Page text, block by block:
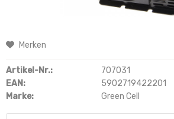
Merken
Artikel-Nr.:
707031
EAN:
5902719422201
Marke:
Green Cell